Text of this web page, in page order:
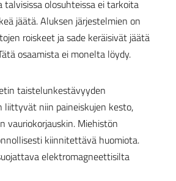
talvisissa olosuhteissa ei tarkoita
jäätä. Aluksen järjestelmien on
roiskeet ja sade keräisivät jäätä
osaamista ei monelta löydy.
taistelunkestävyyden
liittyvät niin paineiskujen kesto,
vauriokorjauskin. Miehistön
kiinnitettävä huomiota.
elektromagneettisilta